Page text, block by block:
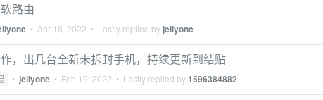
路由
• Apr 18, 2022 • Lastly replied by jellyone
，出几台全新未拆封手机，持续更新到结贴
• jellyone • Feb 19, 2022 • Lastly replied by1596384882